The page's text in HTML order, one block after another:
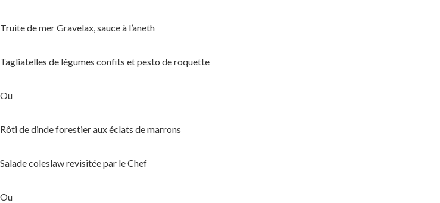
Truite de mer Gravelax, sauce à l’aneth
Tagliatelles de légumes confits et pesto de roquette
Ou
Rôti de dinde forestier aux éclats de marrons
Salade coleslaw revisitée par le Chef
Ou